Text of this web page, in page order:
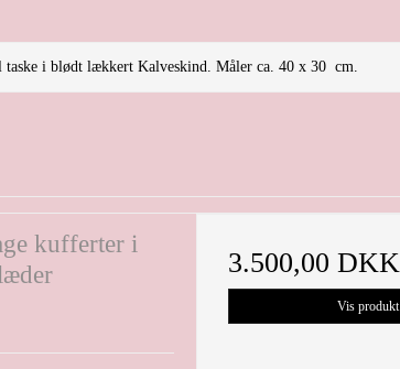
taske i blødt lækkert Kalveskind. Måler ca. 40 x 30 cm.
kufferter i
3.500,00 DKK
Vis produkt